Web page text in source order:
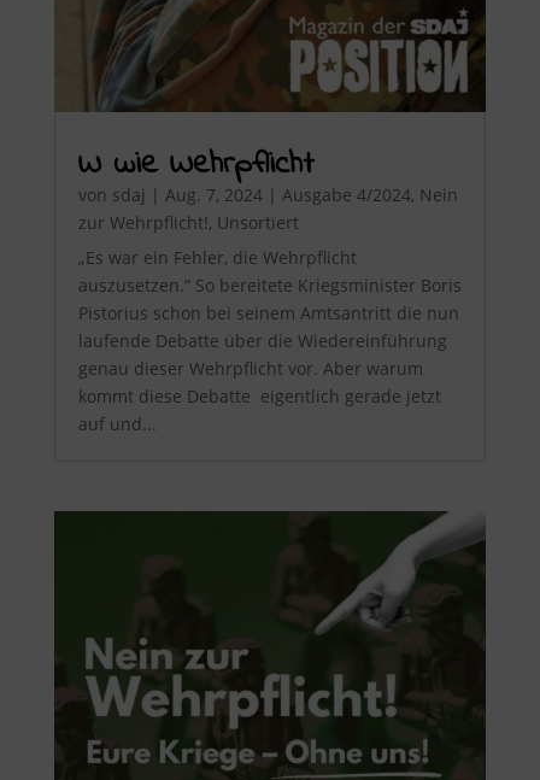
W wie Wehrpflicht
von sdaj | Aug. 7, 2024| Ausgabe 4/2024, Nein
zur Wehrpflicht!, Unsortiert
„Es war ein Fehler, die Wehrpflicht
auszusetzen.“ So bereitete Kriegsminister Boris
Pistorius schon bei seinem Amtsantritt die nun
laufende Debatte über die Wiedereinführung
genau dieser Wehrpflicht vor. Aber warum
kommt diese Debatte eigentlich gerade jetzt
auf und...